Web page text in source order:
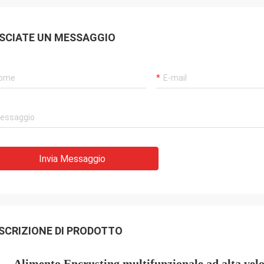
UN MESSAGGIO
Invia Messaggio
DI PRODOTTO